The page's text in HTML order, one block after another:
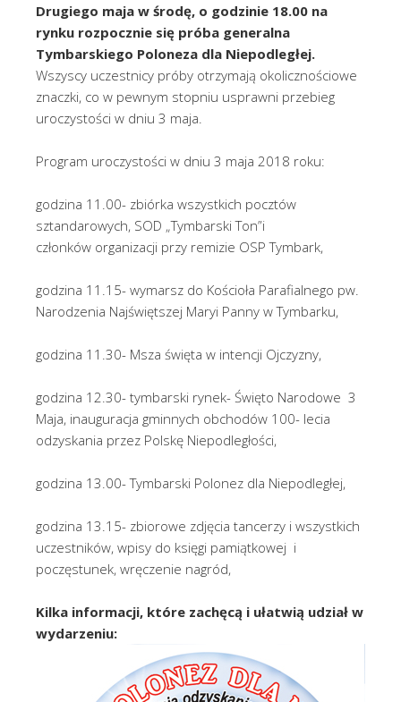
Drugiego maja w środę, o godzinie 18.00 na
rynku rozpocznie się próba generalna
Tymbarskiego Poloneza dla Niepodległej.
Wszyscy uczestnicy próby otrzymają okolicznościowe
znaczki, co w pewnym stopniu usprawni przebieg
uroczystości w dniu 3 maja.
Program uroczystości w dniu 3 maja 2018 roku:
godzina 11.00- zbiórka wszystkich pocztów
sztandarowych, SOD „Tymbarski Ton”i
członków organizacji przy remizie OSP Tymbark,
godzina 11.15- wymarsz do Kościoła Parafialnego pw.
Narodzenia Najświętszej Maryi Panny w Tymbarku,
godzina 11.30- Msza święta w intencji Ojczyzny,
godzina 12.30- tymbarski rynek- Święto Narodowe 3
Maja, inauguracja gminnych obchodów 100- lecia
odzyskania przez Polskę Niepodległości,
godzina 13.00- Tymbarski Polonez dla Niepodległej,
godzina 13.15- zbiorowe zdjęcia tancerzy i wszystkich
uczestników, wpisy do księgi pamiątkowej i
poczęstunek, wręczenie nagród,
Kilka informacji, które zachęcą i ułatwią udział w
wydarzeniu: